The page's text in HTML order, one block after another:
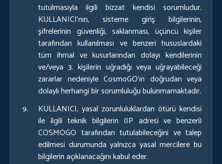
tutulmasıyla ilgili bizzat kendisi sorumludur.
KULLANICI’nın, sisteme giriş bilgilerinin,
şifrelerinin güvenliği, saklanması, üçüncü kişiler
tarafından kullanılması ve benzeri hususlardaki
tüm ihmal ve kusurlarından dolayı kendilerinin
ve/veya 3. kişilerin uğradığı veya uğrayabileceği
zararlar nedeniyle CosmoGO’ın doğrudan veya
dolaylı herhangi bir sorumluluğu bulunmamaktadır.
KULLANICI, yasal zorunluluklardan ötürü kendisi
ile ilgili teknik bilgilerin (IP adresi ve benzeri)
COSMOGO tarafından tutulabileceğini ve talep
edilmesi durumunda yalnızca yasal mercilere bu
bilgilerin açıklanacağını kabul eder.